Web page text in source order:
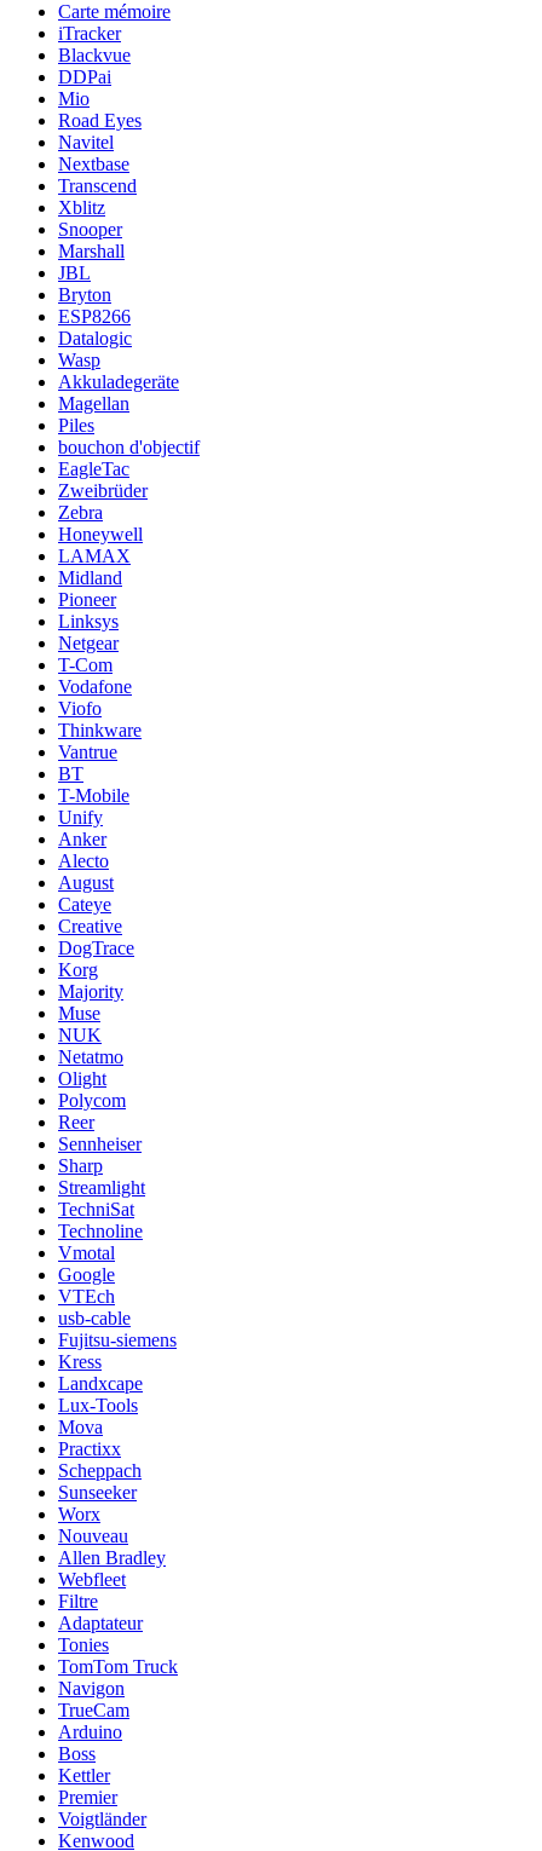
Carte mémoire
iTracker
Blackvue
DDPai
Mio
Road Eyes
Navitel
Nextbase
Transcend
Xblitz
Snooper
Marshall
JBL
Bryton
ESP8266
Datalogic
Wasp
Akkuladegeräte
Magellan
Piles
bouchon d'objectif
EagleTac
Zweibrüder
Zebra
Honeywell
LAMAX
Midland
Pioneer
Linksys
Netgear
T-Com
Vodafone
Viofo
Thinkware
Vantrue
BT
T-Mobile
Unify
Anker
Alecto
August
Cateye
Creative
DogTrace
Korg
Majority
Muse
NUK
Netatmo
Olight
Polycom
Reer
Sennheiser
Sharp
Streamlight
TechniSat
Technoline
Vmotal
Google
VTEch
usb-cable
Fujitsu-siemens
Kress
Landxcape
Lux-Tools
Mova
Practixx
Scheppach
Sunseeker
Worx
Nouveau
Allen Bradley
Webfleet
Filtre
Adaptateur
Tonies
TomTom Truck
Navigon
TrueCam
Arduino
Boss
Kettler
Premier
Voigtländer
Kenwood